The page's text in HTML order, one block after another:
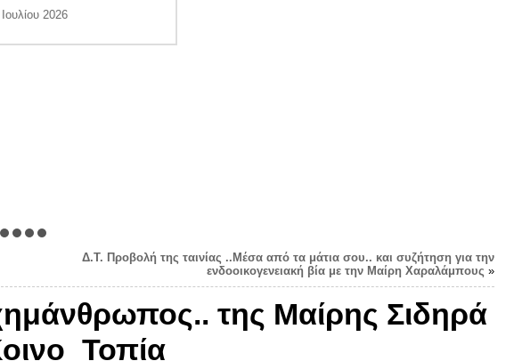
2026
Δ.Τ. Προβολή της ταινίας ..Μέσα από τα μάτια σου.. και συζήτηση για την
ενδοοικογενειακή βία με την Μαίρη Χαραλάμπους »
της Μαίρης Σιδηρά